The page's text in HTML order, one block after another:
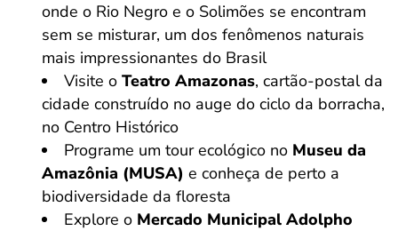
onde o Rio Negro e o Solimões se encontram
sem se misturar, um dos fenômenos naturais
mais impressionantes do Brasil
Visite o Teatro Amazonas, cartão-postal da
cidade construído no auge do ciclo da borracha,
no Centro Histórico
Programe um tour ecológico no Museu da
Amazônia (MUSA) e conheça de perto a
biodiversidade da floresta
Explore o Mercado Municipal Adolpho